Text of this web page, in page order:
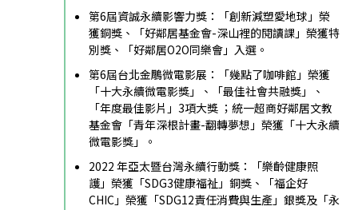
第6屆資誠永續影響力獎：「創新減塑愛地球」榮
獲銅獎、「好鄰居基金會-深山裡的閱讀課」榮獲特
別獎、「好鄰居O2O同樂會」入選。
第6屆台北金鵰微電影展：「幾點了咖啡館」榮獲
「十大永續微電影獎」、「最佳社會共融獎」、
「年度最佳影片」3項大獎 ；統一超商好鄰居文教
基金會「青年深根計畫-翻轉夢想」榮獲「十大永續
微電影獎」。
2022 年亞太暨台灣永續行動獎：「樂齡健康照
護」榮獲「SDG3健康福祉」銅獎、「福企好
CHIC」榮獲「SDG12責任消費與生產」銀獎及「永